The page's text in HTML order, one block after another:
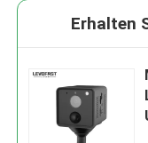
Erhalten